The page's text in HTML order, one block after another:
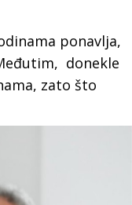
ponavlja,
donekle
zato što